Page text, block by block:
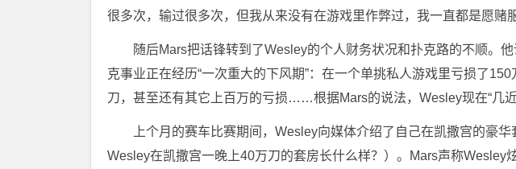
很多次，输过很多次，但我从来没有在游戏里作弊过，我一直都是愿赌
随后Mars把话锋转到了Wesley的个人财务状况和扑克路的不顺。
克事业正在经历“一次重大的下风期”：在一个单挑私人游戏里亏损了
刀，甚至还有其它上百万的亏损……根据Mars的说法，Wesley现在“几近
上个月的赛车比赛期间，Wesley向媒体介绍了自己在凯撒宫的豪华
Wesley在凯撒宫一晚上40万刀的套房长什么样？）。Mars声称Wesley